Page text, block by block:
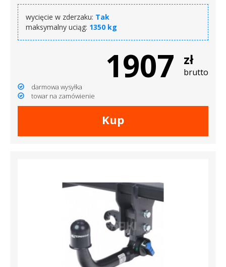
wycięcie w zderzaku: Tak
maksymalny uciąg: 1350 kg
1907 zł
brutto
darmowa wysyłka
towar na zamówienie
Kup